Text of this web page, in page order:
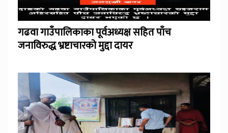
गढवा गाउँपालिकाका पूर्वअध्यक्ष सहित पाँच
जनाविरुद्ध भ्रष्टाचारको मुद्दा दायर